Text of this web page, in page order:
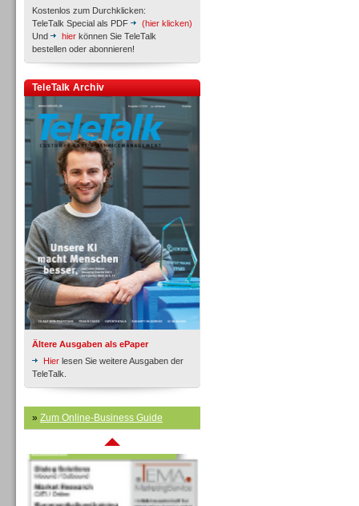
Kostenlos zum Durchklicken:
TeleTalk Special als PDF
(hier klicken)
Und
hier können Sie TeleTalk
bestellen oder abonnieren!
TeleTalk Archiv
Ältere Ausgaben als ePaper
Hier lesen Sie weitere Ausgaben der
TeleTalk.
» Zum Online-Business Guide
Inbound
Inbound
Inbound